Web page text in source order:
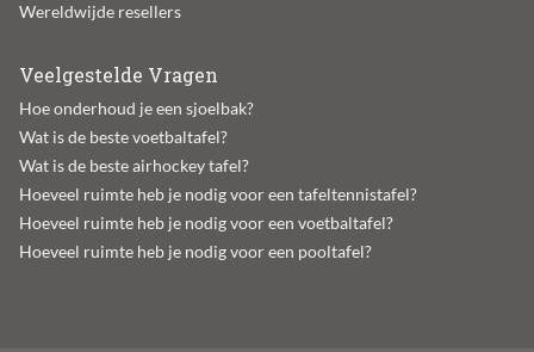
Wereldwijde resellers
Veelgestelde Vragen
Hoe onderhoud je een sjoelbak?
Wat is de beste voetbaltafel?
Wat is de beste airhockey tafel?
Hoeveel ruimte heb je nodig voor een tafeltennistafel?
Hoeveel ruimte heb je nodig voor een voetbaltafel?
Hoeveel ruimte heb je nodig voor een pooltafel?